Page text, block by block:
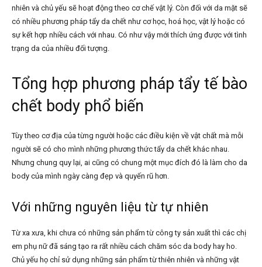
nhiên và chủ yếu sẽ hoạt động theo cơ chế vật lý. Còn đối với da mặt sẽ
có nhiều phương pháp tẩy da chết như cơ học, hoá học, vật lý hoặc có
sự kết hợp nhiều cách với nhau. Có như vậy mới thích ứng được với tình
trạng da của nhiều đối tượng.
Tổng hợp phương pháp tẩy tế bào
chết body phổ biến
Tùy theo cơ địa của từng người hoặc các điều kiện về vật chất mà mỗi
người sẽ có cho mình những phương thức tẩy da chết khác nhau.
Nhưng chung quy lại, ai cũng có chung một mục đích đó là làm cho da
body của mình ngày càng đẹp và quyến rũ hơn.
Với những nguyên liệu từ tự nhiên
Từ xa xưa, khi chưa có những sản phẩm từ công ty sản xuất thì các chị
em phụ nữ đã sáng tạo ra rất nhiều cách chăm sóc da body hay ho.
Chủ yếu họ chỉ sử dụng những sản phẩm từ thiên nhiên và những vật